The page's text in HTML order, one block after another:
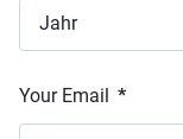
Your Email *